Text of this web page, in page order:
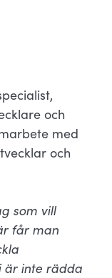
och
med
och
som vill
får man
är inte rädda